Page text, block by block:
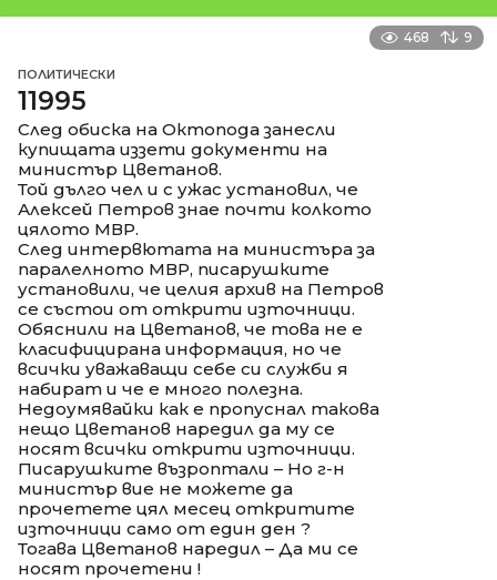
468 9
ПОЛИТИЧЕСКИ
11995
След обиска на Октопода занесли
купищата иззети документи на
министър Цветанов.
Той дълго чел и с ужас установил, че
Алексей Петров знае почти колкото
цялото МВР.
След интервютата на министъра за
паралелното МВР, писарушките
установили, че целия архив на Петров
се състои от открити източници.
Обяснили на Цветанов, че това не е
класифицирана информация, но че
всички уважаващи себе си служби я
набират и че е много полезна.
Недоумявайки как е пропуснал такова
нещо Цветанов наредил да му се
носят всички открити източници.
Писарушките възроптали – Но г-н
министър вие не можете да
прочетете цял месец откритите
източници само от един ден ?
Тогава Цветанов наредил – Да ми се
носят прочетени !